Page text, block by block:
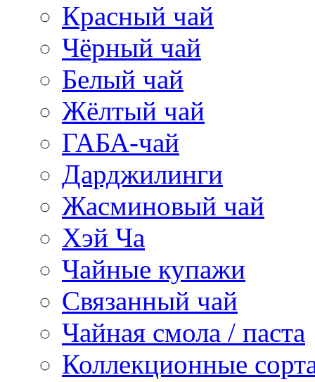
Красный чай
Чёрный чай
Белый чай
Жёлтый чай
ГАБА-чай
Дарджилинги
Жасминовый чай
Хэй Ча
Чайные купажи
Связанный чай
Чайная смола / паста
Коллекционные